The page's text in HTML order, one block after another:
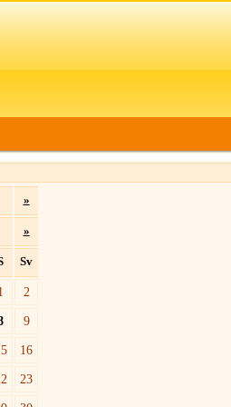
»
»
Sv
2
9
16
23